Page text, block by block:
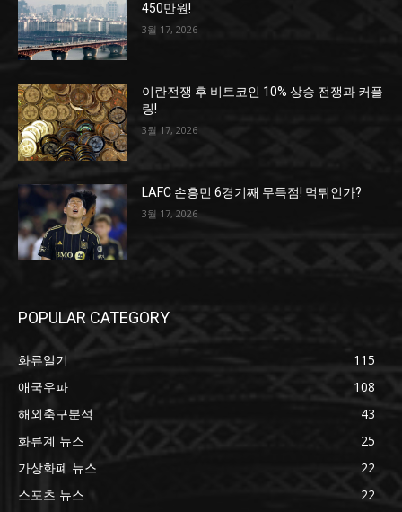
450만원!
3월 17, 2026
이란전쟁 후 비트코인 10% 상승 전쟁과 커플
링!
3월 17, 2026
LAFC 손흥민 6경기째 무득점! 먹튀인가?
3월 17, 2026
POPULAR CATEGORY
화류일기
115
애국우파
108
해외축구분석
43
화류계 뉴스
25
가상화폐 뉴스
22
스포츠 뉴스
22